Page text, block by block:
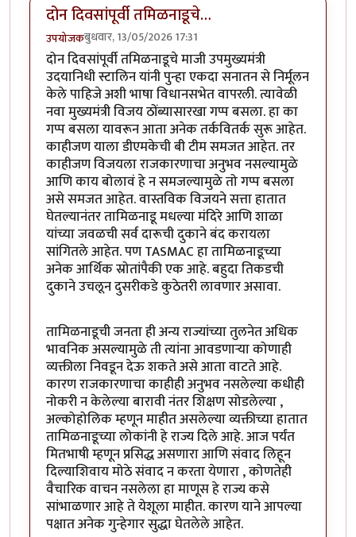
दोन दिवसांपूर्वी तमिळनाडूचे…
उपयोजकबुधवार, 13/05/2026 17:31
दोन दिवसांपूर्वी तमिळनाडूचे माजी उपमुख्यमंत्री
उदयानिधी स्टालिन यांनी पुन्हा एकदा सनातन से निर्मूलन
केले पाहिजे अशी भाषा विधानसभेत वापरली. त्यावेळी
नवा मुख्यमंत्री विजय ठोंब्यासारखा गप्प बसला. हा का
गप्प बसला यावरून आता अनेक तर्कवितर्क सुरू आहेत.
काहीजण याला डीएमकेची बी टीम समजत आहेत. तर
काहीजण विजयला राजकारणाचा अनुभव नसल्यामुळे
आणि काय बोलावं हे न समजल्यामुळे तो गप्प बसला
असे समजत आहेत. वास्तविक विजयने सत्ता हातात
घेतल्यानंतर तामिळनाडू मधल्या मंदिरे आणि शाळा
यांच्या जवळची सर्व दारूची दुकाने बंद करायला
सांगितले आहेत. पण TASMAC हा तामिळनाडूच्या
अनेक आर्थिक स्रोतांपैकी एक आहे. बहुदा तिकडची
दुकाने उचलून दुसरीकडे कुठेतरी लावणार असावा.
तामिळनाडूची जनता ही अन्य राज्यांच्या तुलनेत अधिक
भावनिक असल्यामुळे ती त्यांना आवडणाऱ्या कोणाही
व्यक्तीला निवडून देऊ शकते असे आता वाटते आहे.
कारण राजकारणाचा काहीही अनुभव नसलेल्या कधीही
नोकरी न केलेल्या बारावी नंतर शिक्षण सोडलेल्या ,
अल्कोहोलिक म्हणून माहीत असलेल्या व्यक्तीच्या हातात
तामिळनाडूच्या लोकांनी हे राज्य दिले आहे. आज पर्यंत
मितभाषी म्हणून प्रसिद्ध असणारा आणि संवाद लिहून
दिल्याशिवाय मोठे संवाद न करता येणारा , कोणतेही
वैचारिक वाचन नसलेला हा माणूस हे राज्य कसे
सांभाळणार आहे ते येशूला माहीत. कारण याने आपल्या
पक्षात अनेक गुन्हेगार सुद्धा घेतलेले आहेत.